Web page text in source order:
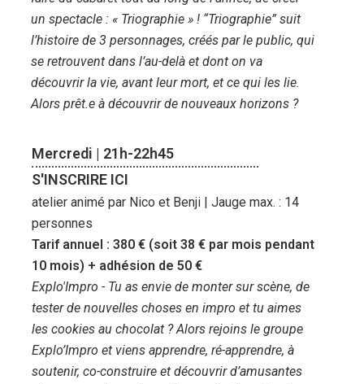
un spectacle : « Triographie » ! “Triographie” suit
l’histoire de 3 personnages, créés par le public, qui
se retrouvent dans l’au-delà et dont on va
découvrir la vie, avant leur mort, et ce qui les lie.
Alors prêt.e à découvrir de nouveaux horizons ?
Mercredi | 21h-22h45
S'INSCRIRE ICI
atelier animé par Nico et Benji | Jauge max. : 14
personnes
Tarif annuel : 380 € (soit 38 € par mois pendant
10 mois) + adhésion de 50 €
Explo'Impro - Tu as envie de monter sur scène, de
tester de nouvelles choses en impro et tu aimes
les cookies au chocolat ? Alors rejoins le groupe
Explo’Impro et viens apprendre, ré-apprendre, à
soutenir, co-construire et découvrir d’amusantes